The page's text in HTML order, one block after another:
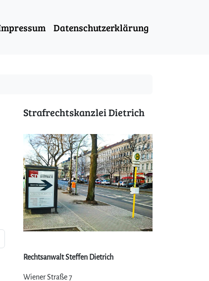
Datenschutzerklärung
Strafrechtskanzlei Dietrich
Rechtsanwalt Steffen Dietrich
Wiener Straße 7